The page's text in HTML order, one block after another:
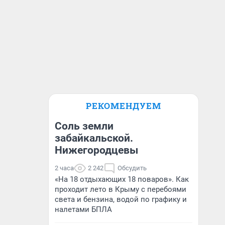
РЕКОМЕНДУЕМ
Соль земли
забайкальской.
Нижегородцевы
2 часа 2 242 Обсудить
«На 18 отдыхающих 18 поваров». Как
проходит лето в Крыму с перебоями
света и бензина, водой по графику и
налетами БПЛА